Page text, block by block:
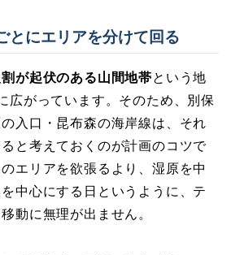
とにエリアを分けて回る
が起伏のある山間地帯という地
広がっています。そのため、別保
入口・昆布森の海岸線は、それ
と考えておくのが計画のコツで
エリアを欲張るより、湿原を中
中心にする日というように、テ
動に無理が出ません。